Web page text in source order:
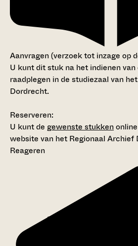
Aanvragen (verzoek tot inzage op
U kunt dit stuk na het indienen
raadplegen in de studiezaal van
Dordrecht.
Reserveren:
U kunt de gewenste stukken
website van het Regionaal Archief
Reageren